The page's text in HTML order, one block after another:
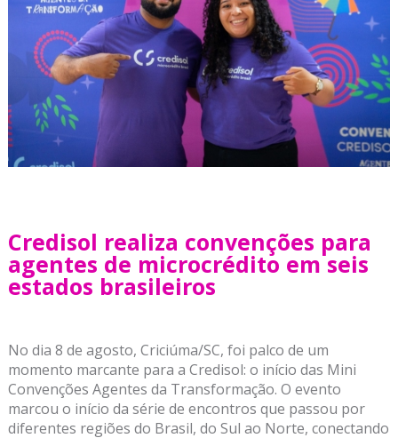
Credisol realiza convenções para
agentes de microcrédito em seis
estados brasileiros
No dia 8 de agosto, Criciúma/SC, foi palco de um
momento marcante para a Credisol: o início das Mini
Convenções Agentes da Transformação. O evento
marcou o início da série de encontros que passou por
diferentes regiões do Brasil, do Sul ao Norte, conectando